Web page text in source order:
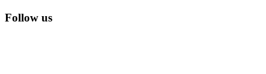
Follow us